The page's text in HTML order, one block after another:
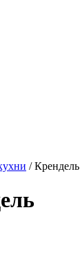
/ Крендель